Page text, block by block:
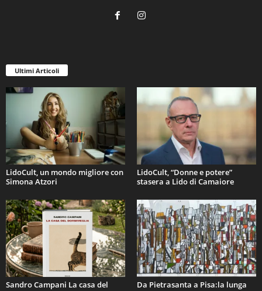
Ultimi Articoli
LidoCult, un mondo migliore con
Simona Atzori
LidoCult, “Donne e potere”
stasera a Lido di Camaiore
Sandro Campani La casa del
Da Pietrasanta a Pisa:la lunga